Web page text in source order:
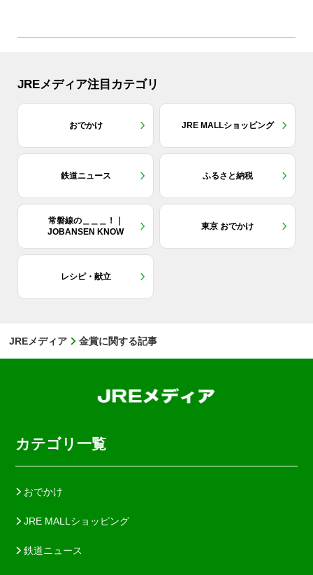
JREメディア注目カテゴリ
おでかけ JRE MALLショッピング
鉄道ニュース ふるさと納税
常磐線の＿＿＿！｜
JOBANSEN KNOW
東京 おでかけ
レシピ・献立
JREメディア 金賞に関する記事
カテゴリ一覧
おでかけ
JRE MALLショッピング
鉄道ニュース